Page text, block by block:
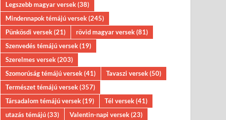
Legszebb magyar versek(38)
Mindennapok témájú versek(245)
Pünkösdi versek(21) rövid magyar versek(81)
Szenvedés témájú versek(19)
Szerelmes versek(203)
Szomorúság témájú versek(41) Tavaszi versek(50)
Természet témájú versek(357)
Társadalom témájú versek(19) Tél versek(41)
utazás témájú(33) Valentin-napi versek(23)